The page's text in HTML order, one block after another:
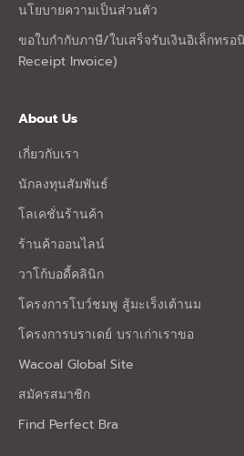
นโยบายความเป็นส่วนตัว
ขอใบกำกับภาษี/ใบเสร็จรับเงินอิเล็กทร
Receipt Invoice)
About Us
เกี่ยวกับเรา
นักลงทุนสัมพันธ์
โลเคชั่นร้านค้า
ร้านค้าออนไลน์
วาโก้บอดี้คลินิก
โครงการโบว์ชมพู สู้มะเร็งเต้านม
โครงการบราเดย์ บราเก่าเราขอ
Wacoal Global Site
สมัครสมาชิก
Find Perfect Bra